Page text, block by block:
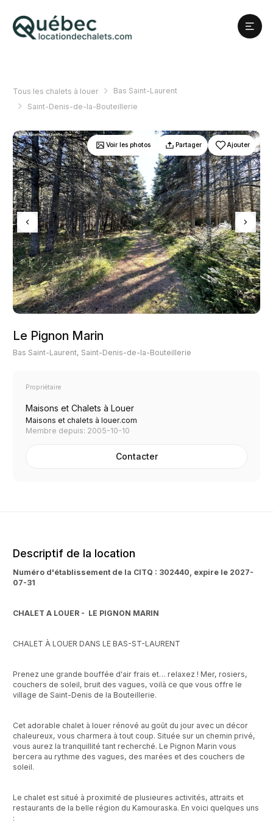
Tous les chalets à louer
Bas Saint-Laurent
Saint-Denis-de-la-Bouteillerie
Le Pignon Marin
Bas Saint-Laurent, Saint-Denis-de-la-Bouteillerie
Propriétaire
Maisons et Chalets à Louer
Maisons et chalets à louer.com
Membre depuis: 2005-10-10
Contacter
Voir les photos Partager Ajouter
Descriptif de la location
Numéro d'établissement de la CITQ : 302440, expire le 2027-
07-31
CHALET A LOUER - LE PIGNON MARIN
CHALET À LOUER DANS LE BAS-ST-LAURENT
Prenez une grande bouffée d'air frais et… relaxez ! Mer, rosiers,
couchers de soleil, bruit des vagues, voilà ce que vous offre le
village de Saint-Denis de la Bouteillerie.
Cet adorable chalet à louer rénové au goût du jour avec un décor
chaleureux, vous charmera à tout coup. Située sur un chemin privé,
vous aurez la tranquillité tant recherché. Le Pignon Marin vous
bercera au rythme des vagues, des marées et des couchers de
soleil.
Le chalet est situé à proximité de plusieures activités, attraits et
restaurants de la belle région du Kamouraska. En voici quelques uns
: